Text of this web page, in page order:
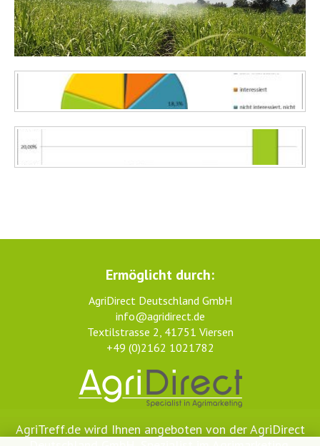
Ermöglicht durch:
AgriDirect Deutschland GmbH
info@agridirect.de
Textilstrasse 2, 41751 Viersen
+49 (0)2162 1021782
AgriTreff.de wird Ihnen angeboten von der AgriDirect